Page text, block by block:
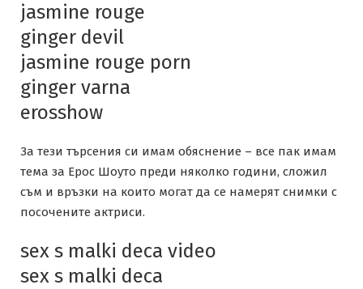
jasmine rouge
ginger devil
jasmine rouge porn
ginger varna
erosshow
За тези търсения си имам обяснение – все пак имам
тема за Ерос Шоуто преди няколко години, сложил
съм и връзки на които могат да се намерят снимки с
посочените актриси.
sex s malki deca video
sex s malki deca